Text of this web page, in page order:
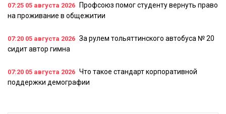
07:25 05 августа 2026
Профсоюз помог студенту вернуть право
на проживание в общежитии
07:20 05 августа 2026 За рулем тольяттинского автобуса № 20
сидит автор гимна
07:20 05 августа 2026 Что такое стандарт корпоративной
поддержки демографии